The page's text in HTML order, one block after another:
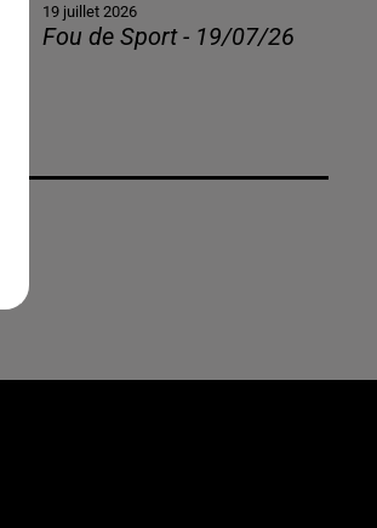
19 juillet 2026
Fou de Sport - 19/07/26